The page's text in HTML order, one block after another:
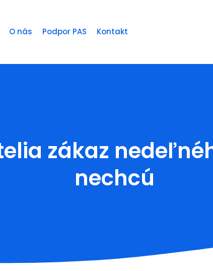
O nás Podpor PAS Kontakt
zákaz
nechcú